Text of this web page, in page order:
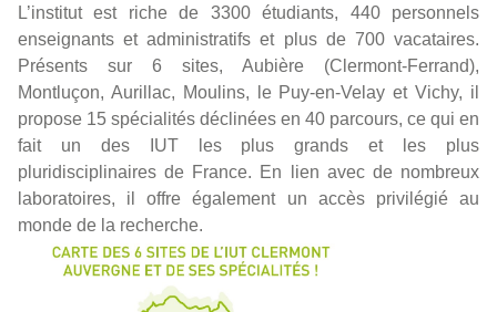
L’institut est riche de 3300 étudiants, 440 personnels
enseignants et administratifs et plus de 700 vacataires.
Présents sur 6 sites, Aubière (Clermont-Ferrand),
Montluçon, Aurillac, Moulins, le Puy-en-Velay et Vichy, il
propose 15 spécialités déclinées en 40 parcours, ce qui en
fait un des IUT les plus grands et les plus
pluridisciplinaires de France. En lien avec de nombreux
laboratoires, il offre également un accès privilégié au
monde de la recherche.